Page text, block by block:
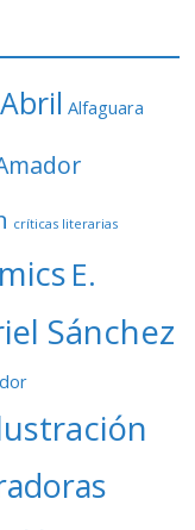
Abril Alfaguara
críticas literarias
E.
Sánchez